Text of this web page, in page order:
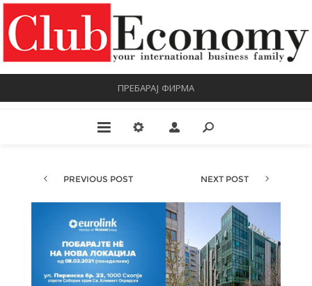
ПРЕБАРАЈ ФИРМА
PREVIOUS POST NEXT POST